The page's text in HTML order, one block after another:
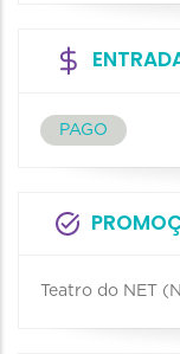
PAGO
Teatro do NET